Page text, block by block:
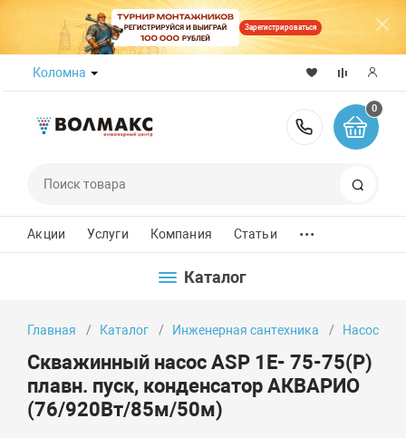
Зарегистрироваться
Коломна
8 (800)
0
Акции Услуги Компания Статьи ...
Каталог
Главная Каталог Инженерная сантехника Насосы
Скважинный насос ASP 1E- 75-75(P)
плавн. пуск, конденсатор АКВАРИО
(76/920Вт/85м/50м)